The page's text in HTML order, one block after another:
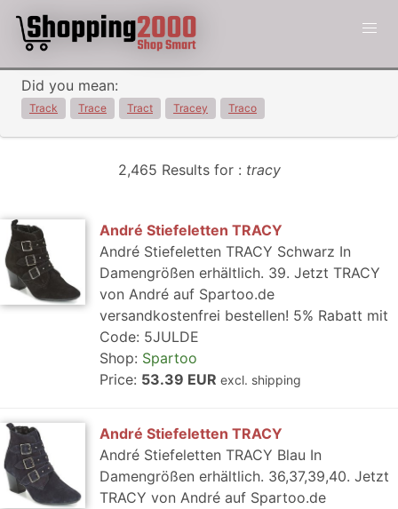
Did you mean:
Track Trace Tract Tracey Traco
2,465 Results for : tracy
André Stiefeletten TRACY
André Stiefeletten TRACY Schwarz In
Damengrößen erhältlich. 39. Jetzt TRACY
von André auf Spartoo.de
versandkostenfrei bestellen! 5% Rabatt mit
Code: 5JULDE
Shop: Spartoo
Price: 53.39 EUR excl. shipping
André Stiefeletten TRACY
André Stiefeletten TRACY Blau In
Damengrößen erhältlich. 36,37,39,40. Jetzt
TRACY von André auf Spartoo.de